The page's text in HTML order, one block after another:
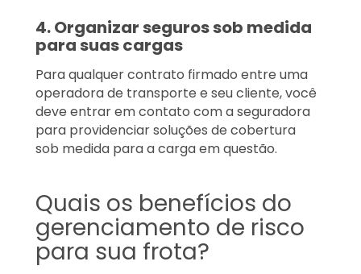
4. Organizar seguros sob medida
para suas cargas
Para qualquer contrato firmado entre uma
operadora de transporte e seu cliente, você
deve entrar em contato com a seguradora
para providenciar soluções de cobertura
sob medida para a carga em questão.
Quais os benefícios do
gerenciamento de risco
para sua frota?